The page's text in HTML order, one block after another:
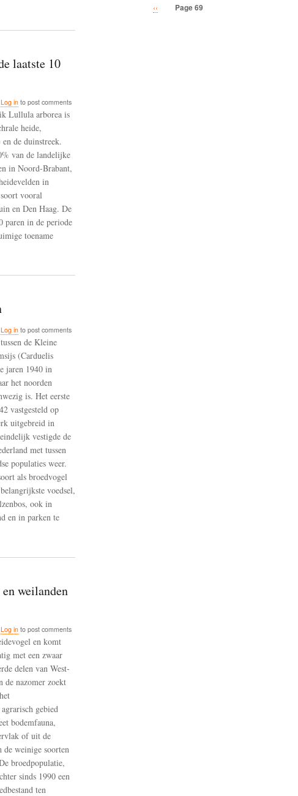
laatste 10
Log in to post comments
Lullula arborea is
heide,
de duinstreek.
van de landelijke
in Noord-Brabant,
in
vooral
en Den Haag. De
paren in de periode
toename
Log in to post comments
de Kleine
(Carduelis
jaren 1940 in
het noorden
is. Het eerste
vastgesteld op
uitgebreid in
vestigde de
met tussen
populaties weer.
als broedvogel
voedsel,
ook in
en in parken te
weilanden
Log in to post comments
en komt
met een zwaar
delen van West-
de nazomer zoekt
gebied
bodemfauna,
of uit de
de weinige soorten
broedpopulatie,
sinds 1990 een
ten
Previous
‹‹ Page 69